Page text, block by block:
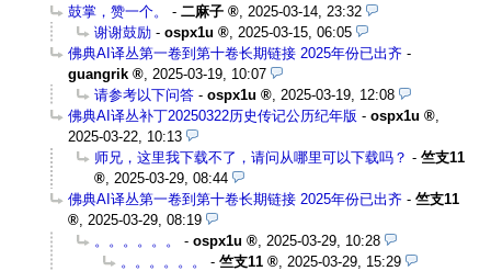
鼓掌，赞一个。
- 二麻子
2025-03-14, 23:32
谢谢鼓励 - ospx1u
2025-03-15, 06:05
佛典AI译丛第一卷到第十卷长期链接 2025年份已出齐 -
guangrik
2025-03-19, 10:07
请参考以下问答 - ospx1u
2025-03-19, 12:08
佛典AI译丛补丁20250322历史传记公历纪年版 - ospx1u
2025-03-22, 10:13
师兄，这里我下载不了，请问从哪里可以下载吗？ - 竺支11
2025-03-29, 08:44
佛典AI译丛第一卷到第十卷长期链接 2025年份已出齐 - 竺支11
2025-03-29, 08:19
。。。。。。
- ospx1u
2025-03-29, 10:28
。。。。。。
- 竺支11
2025-03-29, 15:29